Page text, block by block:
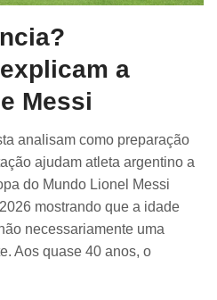
a
Messi
analisam como preparação
ajudam atleta argentino a
do Mundo Lionel Messi
mostrando que a idade
necessariamente uma
Aos quase 40 anos, o